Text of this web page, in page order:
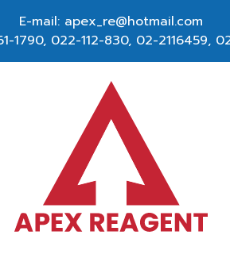
E-mail: apex_re@hotmail.com
1790, 022-112-830, 02-2116459,